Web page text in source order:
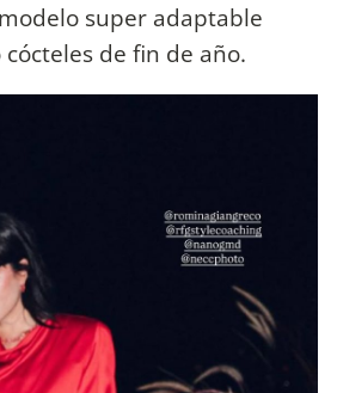
super adaptable
de fin de año.